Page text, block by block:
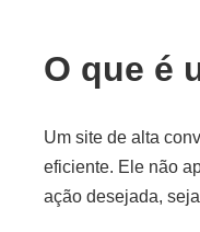
O que é
Um site de alta
eficiente. Ele não
ação desejada,